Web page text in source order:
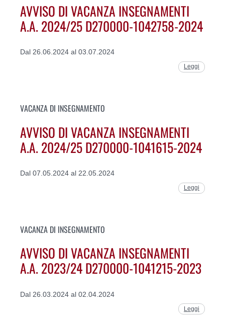
AVVISO DI VACANZA INSEGNAMENTI
A.A. 2024/25 D270000-1042758-2024
Dal 26.06.2024 al 03.07.2024
Leggi
VACANZA DI INSEGNAMENTO
AVVISO DI VACANZA INSEGNAMENTI
A.A. 2024/25 D270000-1041615-2024
Dal 07.05.2024 al 22.05.2024
Leggi
VACANZA DI INSEGNAMENTO
AVVISO DI VACANZA INSEGNAMENTI
A.A. 2023/24 D270000-1041215-2023
Dal 26.03.2024 al 02.04.2024
Leggi